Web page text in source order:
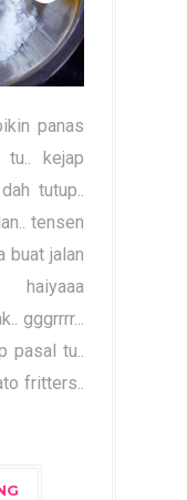
panas
tu.. kejap
tutup..
tensen
buat jalan
gggrrrr...
pasal tu..
fritters..